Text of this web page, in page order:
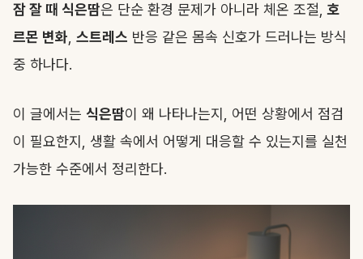
잠 잘 때 식은땀은 단순 환경 문제가 아니라 체온 조절,호
르몬 변화 스트레스 반응 같은 몸속 신호가 드러나는 방식
중 하나다.
이 글에서는 식은땀이 왜 나타나는지, 어떤 상황에서 점검
이 필요한지, 생활 속에서 어떻게 대응할 수 있는지를 실천
가능한 수준에서 정리한다.